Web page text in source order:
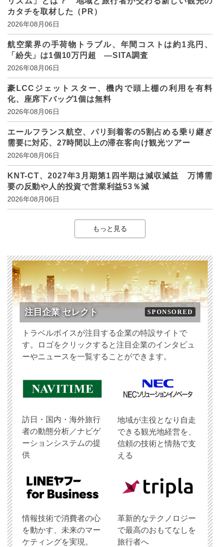
カタチを取材した（PR）
2026年08月06日
航空業界の手荷物トラブル、年間コストは約1兆円、
「紛失」は1個10万円超 ―SITA調査
2026年08月06日
豪LCCジェットスター、機内で頭上棚の利用を有料
化、座席下バッグ1個は無料
2026年08月06日
エールフランス航空、パリ到着客の5割占める乗り継ぎ
需要に対応、27時間以上の滞在客向け観光ツアー
2026年08月06日
KNT-CT、2027年3月期第1四半期は減収減益 万博需
要の反動や人的投資で営業利益53％減
2026年08月06日
もっと見る
注目企業 セレクト SPONSORED
トラベルボイスが注目する企業の特設サイトで
す。ロゴをクリックすると注目企業のインタビュ
ーやニュースを一覧することができます。
訪日・国内・海外旅行
者の動態分析／ナビゲ
ーションシステムの提
供
地域が主役となり自走
できる観光地経営を、
信頼の技術と情熱で支
える
情報技術で消費者の心
を動かす、未来のマー
ケティングを実現。
革新的なテクノロジー
で最高のおもてなしを
旅行者へ